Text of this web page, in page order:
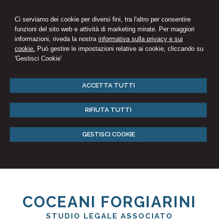
Ci serviamo dei cookie per diversi fini, tra l'altro per consentire
funzioni del sito web e attività di marketing mirate. Per maggiori
informazioni, riveda la nostra informativa sulla privacy e sui
cookie. Può gestire le impostazioni relative ai cookie, cliccando su
'Gestisci Cookie'
ACCETTA TUTTI
RIFIUTA TUTTI
GESTISCI COOKIE
COCEANI FORGIARINI
STUDIO LEGALE ASSOCIATO